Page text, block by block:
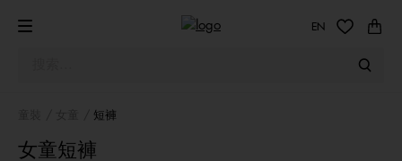
EN
短褲
女童短褲